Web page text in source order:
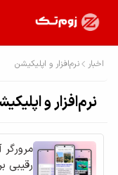
نرم‌افزار و اپلیکیشن اخبار
نرم‌افزار و
رقیبی